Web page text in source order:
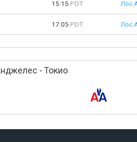
15:15 PDT Лос
17:05 PDT Лос
- Токио